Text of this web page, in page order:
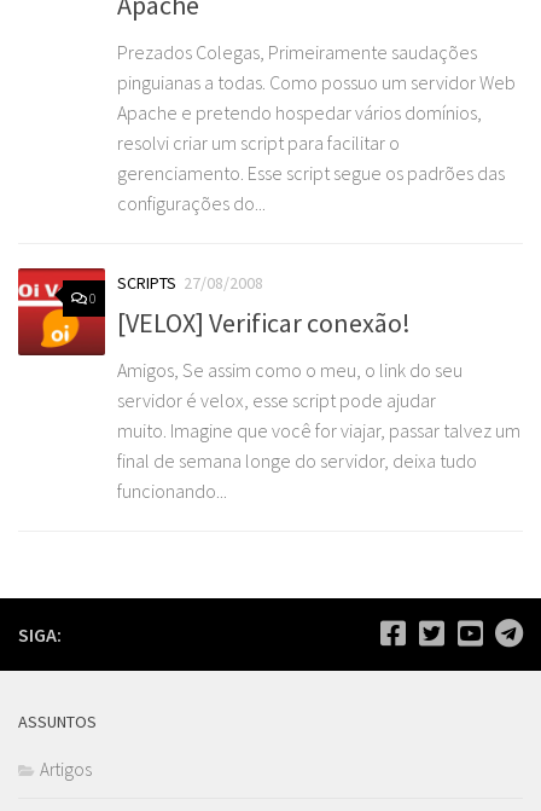
Prezados Colegas, Primeiramente saudações
pinguianas a todas. Como possuo um servidor Web
Apache e pretendo hospedar vários domínios,
resolvi criar um script para facilitar o
gerenciamento. Esse script segue os padrões das
configurações do...
0
SCRIPTS 27/08/2008
[VELOX] Verificar conexão!
Amigos, Se assim como o meu, o link do seu
servidor é velox, esse script pode ajudar
muito. Imagine que você for viajar, passar talvez um
final de semana longe do servidor, deixa tudo
funcionando...
SIGA:
ASSUNTOS
Artigos